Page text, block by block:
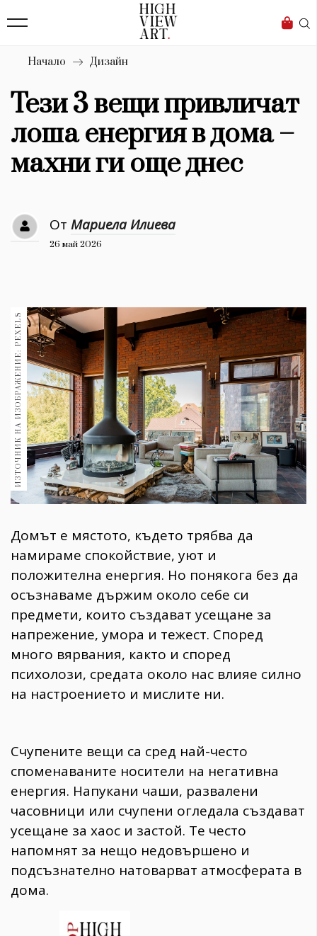
Бизнес
Мода
Dialogue
Изкуство
4338
Дизайн
Книги
30+ 1970
Гурме 1709
Пътувай
237
Здраве 389
Gentlemen
381
Wellness
ПОСЛЕДВАЙТЕ
НИ
Начало Дизайн
Тези 3 вещи привличат
лоша енергия в дома –
махни ги още днес
От Мариела Илиева
26 май 2026
ИЗТОЧНИК НА ИЗОБРАЖЕНИЕ: PEXELS
Домът е мястото, където трябва да
намираме спокойствие, уют и
положителна енергия. Но понякога без да
осъзнаваме държим около себе си
предмети, които създават усещане за
напрежение, умора и тежест. Според
много вярвания, както и според
психолози, средата около нас влияе силно
на настроението и мислите ни.
Счупените вещи са сред най-често
споменаваните носители на негативна
енергия. Напукани чаши, развалени
часовници или счупени огледала създават
усещане за хаос и застой. Те често
напомнят за нещо недовършено и
подсъзнателно натоварват атмосферата в
дома.